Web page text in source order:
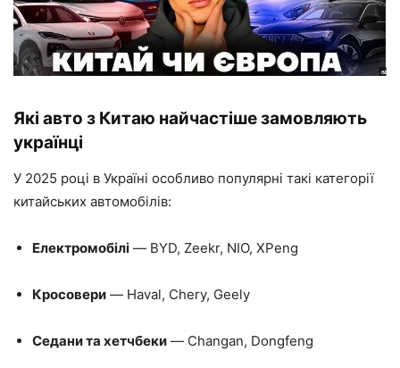
Які авто з Китаю найчастіше замовляють
українці
У 2025 році в Україні особливо популярні такі категорії
китайських автомобілів:
Електромобілі — BYD, Zeekr, NIO, XPeng
Кросовери — Haval, Chery, Geely
Седани та хетчбеки — Changan, Dongfeng